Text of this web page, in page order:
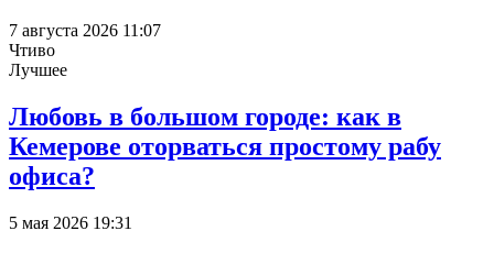
7 августа 2026 11:07
Чтиво
Лучшее
Любовь в большом городе: как в
Кемерове оторваться простому рабу
офиса?
5 мая 2026 19:31